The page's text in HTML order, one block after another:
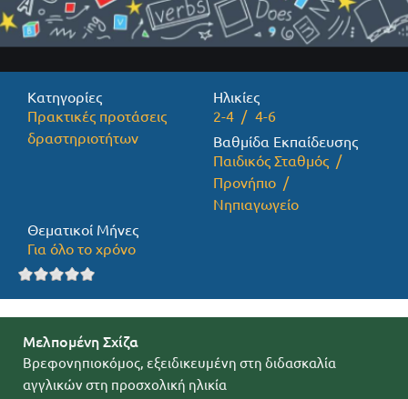
Τεύχη Περιοδικών
Προσφορές
Κατηγορίες
Πρακτικές προτάσεις
δραστηριοτήτων
Ηλικίες
2-4
4-6
Βαθμίδα Εκπαίδευσης
Παιδικός Σταθμός
Προνήπιο
Νηπιαγωγείο
Θεματικοί Μήνες
Για όλο το χρόνο
Μελπομένη Σχίζα
Βρεφονηπιοκόμος, εξειδικευμένη στη διδασκαλία
αγγλικών στη προσχολική ηλικία